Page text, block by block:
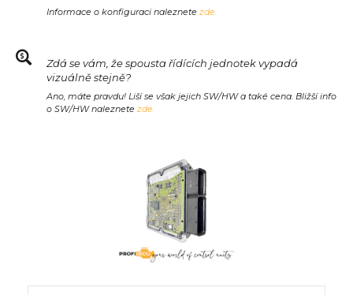
Informace o konfiguraci naleznete zde.
Zdá se vám, že spousta řídících jednotek vypadá
vizuálně stejně?
Ano, máte pravdu! Liší se však jejich SW/HW a také cena. Bližší info
o SW/HW naleznete zde.